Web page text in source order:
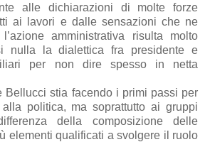
alle dichiarazioni di molte forze
ai lavori e dalle sensazioni che ne
amministrativa risulta molto
nulla la dialettica fra presidente e
per non dire spesso in netta
Bellucci stia facendo i primi passi per
politica, ma soprattutto ai gruppi
della composizione delle
elementi qualificati a svolgere il ruolo